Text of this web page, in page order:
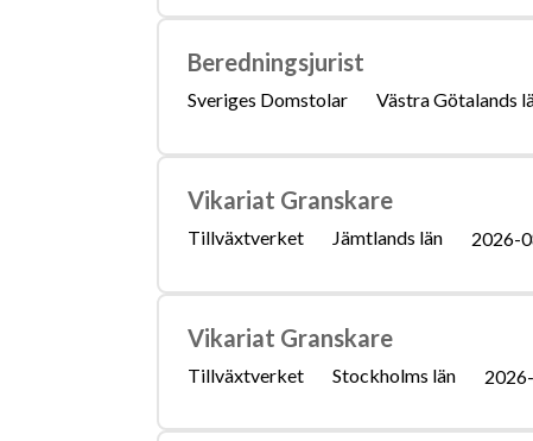
Beredningsjurist
Sveriges Domstolar Västra Götalands
Vikariat Granskare
Tillväxtverket Jämtlands län 2026-
Vikariat Granskare
Tillväxtverket Stockholms län